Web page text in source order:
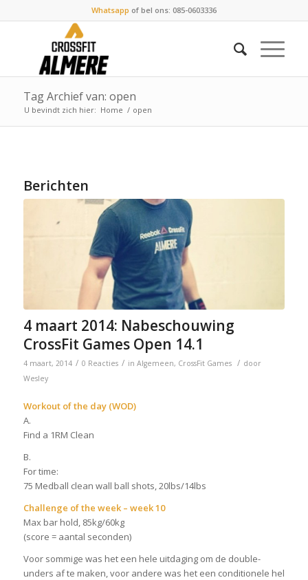
Whatsapp of bel ons: 085-0603336
Tag Archief van: open
U bevindt zich hier: Home / open
Berichten
4 maart 2014: Nabeschouwing
CrossFit Games Open 14.1
4 maart, 2014 / 0 Reacties / in Algemeen, CrossFit Games / door
Wesley
Workout of the day (WOD)
A.
Find a 1RM Clean
B.
For time:
75 Medball clean wall ball shots, 20lbs/14lbs
Challenge of the week – week 10
Max bar hold, 85kg/60kg
(score = aantal seconden)
Voor sommige was het een hele uitdaging om de double-
unders af te maken, voor andere was het een conditionele hel